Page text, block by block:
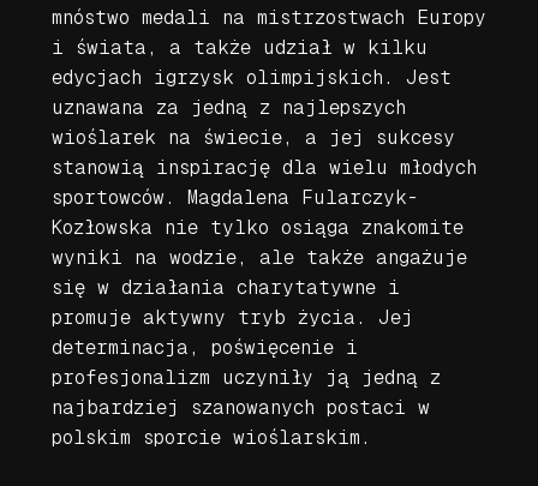
mnóstwo medali na mistrzostwach Europy
i świata, a także udział w kilku
edycjach igrzysk olimpijskich. Jest
uznawana za jedną z najlepszych
wioślarek na świecie, a jej sukcesy
stanowią inspirację dla wielu młodych
sportowców. Magdalena Fularczyk-
Kozłowska nie tylko osiąga znakomite
wyniki na wodzie, ale także angażuje
się w działania charytatywne i
promuje aktywny tryb życia. Jej
determinacja, poświęcenie i
profesjonalizm uczyniły ją jedną z
najbardziej szanowanych postaci w
polskim sporcie wioślarskim.